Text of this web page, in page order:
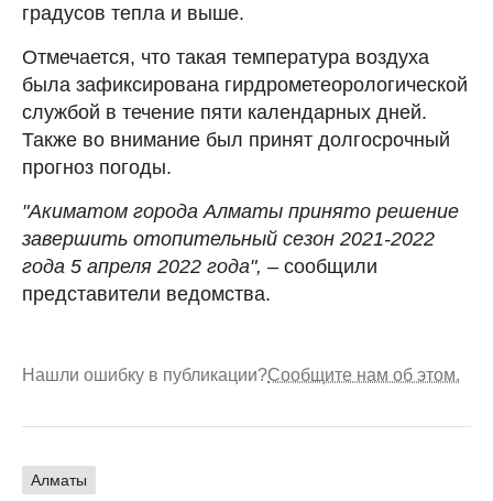
градусов тепла и выше.
Отмечается, что такая температура воздуха
была зафиксирована гирдрометеорологической
службой в течение пяти календарных дней.
Также во внимание был принят долгосрочный
прогноз погоды.
"Акиматом города Алматы принято решение
завершить отопительный сезон 2021-2022
года 5 апреля 2022 года", – сообщили
представители ведомства.
Нашли ошибку в публикации?Сообщите нам об этом.
Алматы